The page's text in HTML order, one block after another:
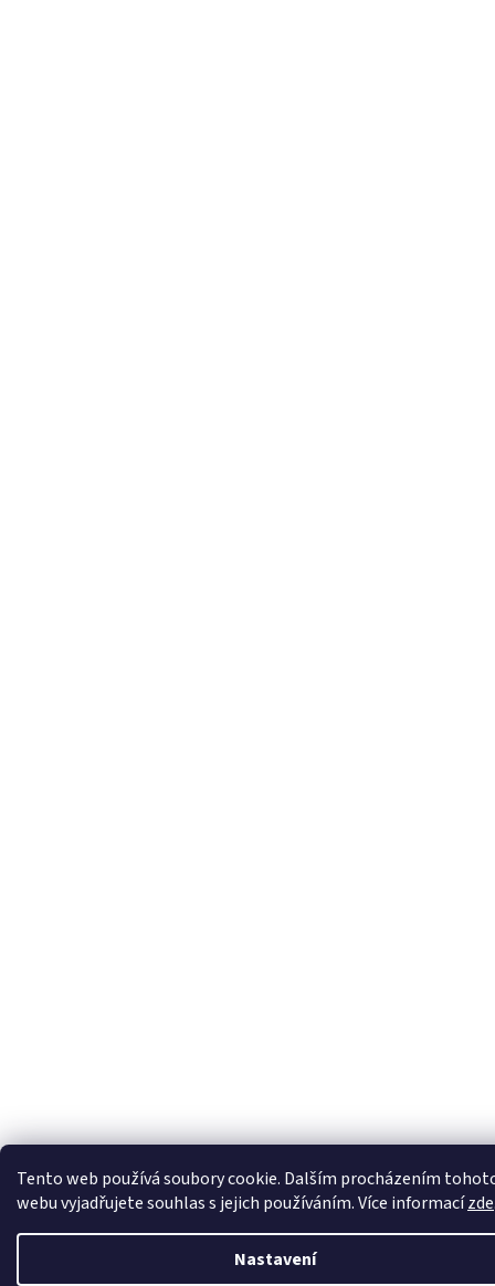
Tento web používá soubory cookie. Dalším procházením
webu vyjadřujete souhlas s jejich používáním. Více informacízde
Nastavení